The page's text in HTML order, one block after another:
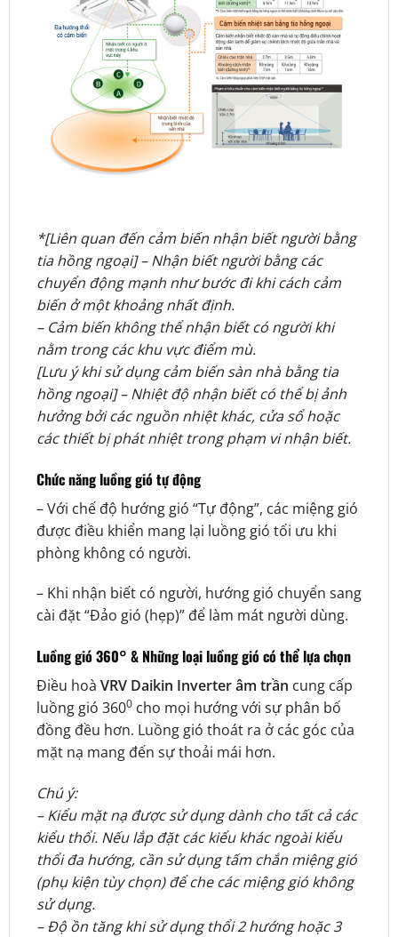
*[Liên quan đến cảm biến nhận biết người bằng
tia hồng ngoại] – Nhận biết người bằng các
chuyển động mạnh như bước đi khi cách cảm
biến ở một khoảng nhất định.
– Cảm biến không thể nhận biết có người khi
nằm trong các khu vực điểm mù.
[Lưu ý khi sử dụng cảm biến sàn nhà bằng tia
hồng ngoại] – Nhiệt độ nhận biết có thể bị ảnh
hưởng bởi các nguồn nhiệt khác, cửa sổ hoặc
các thiết bị phát nhiệt trong phạm vi nhận biết.
Chức năng luồng gió tự động
– Với chế độ hướng gió “Tự động”, các miệng gió
được điều khiển mang lại luồng gió tối ưu khi
phòng không có người.
– Khi nhận biết có người, hướng gió chuyển sang
cài đặt “Đảo gió (hẹp)” để làm mát người dùng.
Luồng gió 360° & Những loại luồng gió có thể lựa chọn
Điều hoà VRV Daikin Inverter âm trần cung cấp
luồng gió 3600cho mọi hướng với sự phân bố
đồng đều hơn. Luồng gió thoát ra ở các góc của
mặt nạ mang đến sự thoải mái hơn.
Chú ý:
– Kiểu mặt nạ được sử dụng dành cho tất cả các
kiểu thổi. Nếu lắp đặt các kiểu khác ngoài kiểu
thổi đa hướng, cần sử dụng tấm chắn miệng gió
(phụ kiện tùy chọn) để che các miệng gió không
sử dụng.
– Độ ồn tăng khi sử dụng thổi 2 hướng hoặc 3